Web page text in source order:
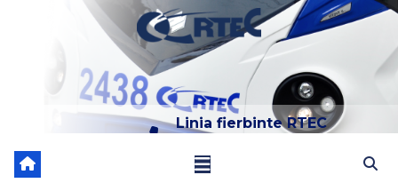
Linia fierbinte RTEC